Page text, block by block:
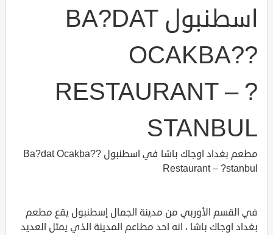
اسطنبول BA?DAT
OCAKBA??
RESTAURANT – ?
STANBUL
مطعم بغداد اوجاك باشا في اسطنبول Ba?dat Ocakba??
Restaurant – ?stanbul
في القسم الأوربي من مدينة الجمال إسطنبول يقع مطعم
بغداد اوجاك باشا ، انه احد مطاعم المدينة الذي يمتل العديد